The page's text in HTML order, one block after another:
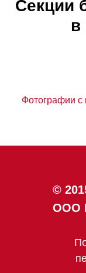
Секции
в
Фотографии с
©
ООО